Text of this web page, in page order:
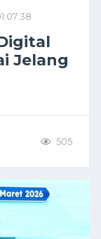
Jelang
505